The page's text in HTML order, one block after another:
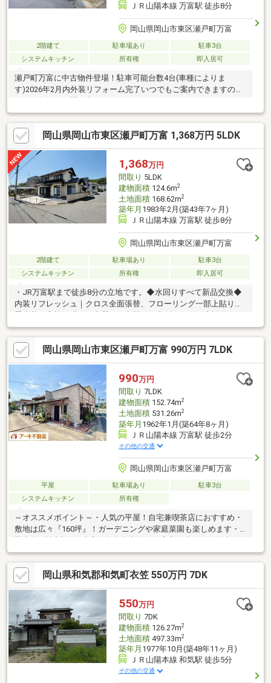
ＪＲ山陽本線 万富駅 徒歩8分
岡山県岡山市東区瀬戸町万富
2階建て 駐車場あり
駐車3台
システムキッチン
所有権 即入居可
瀬戸町万富に中古物件登場！駐車可能台数4台(車種によりま
す)2026年2月内外装リフォーム完了いつでもご案内できますの
で、お気軽にお問い合わせくださいね
岡山県岡山市東区瀬戸町万富 1,368万円 5LDK
1,368万円
間取り 5LDK
建物面積124.6m2
土地面積168.62m2
築年月 1983年2月(築43年7ヶ月)
ＪＲ山陽本線 万富駅 徒歩8分
岡山県岡山市東区瀬戸町万富
2階建て 駐車場あり
駐車3台
システムキッチン
所有権 即入居可
・JR万富駅まで徒歩8分の立地です。◆水回りすべて新品交換◆
内装リフレッシュ｜クロス全面張替、フローリング一部上貼り、
寧に更新｜玄関、TVモニター付インターホン、分電盤、水栓、排
水口など細部まで交換済。全室照明新設でそのままご入居可能で
す。◆外装もリニューアル済｜屋根・外壁を塗装済。見た目だけ
でなく耐久性にも配慮しています。【検査済＋瑕疵保険付き｜安
心して住める住まい】◆瑕疵保険加入（構造・雨漏り）◆シロア
リ検査実施＋防蟻処理（5年保証）◆火災報知器設置済◆プロに
よるハウスクリーニング実施済です。
岡山県岡山市東区瀬戸町万富 990万円 7LDK
990万円
間取り 7LDK
建物面積152.74m2
土地面積531.26m2
築年月 1962年1月(築64年8ヶ月)
ＪＲ山陽本線 万富駅 徒歩2分
その他の交通
岡山県岡山市東区瀬戸町万富
平屋 駐車場あり
駐車3台
システムキッチン
所有権
～オススメポイント～・人気の平屋！自宅兼喫茶店におすすめ・
敷地は広々『160坪』！ガーデニングや家庭菜園も楽しめます・
駐車約6台以上可！来客や多台数所有でも安心・南向き！陽当たり
で明るい住まい ～周辺環境～・『千種小』徒歩10分！お子様も安
心な通学距離・『JR万富駅』徒歩2分！通勤・通学にも便利な立
地※築年数不詳(順次増築をされているため、詳細不明)※
岡山県和気郡和気町衣笠 550万円 7DK
550万円
間取り 7DK
建物面積126.27m2
土地面積497.33m2
築年月 1977年10月(築48年11ヶ月)
ＪＲ山陽本線 和気駅 徒歩5分
その他の交通